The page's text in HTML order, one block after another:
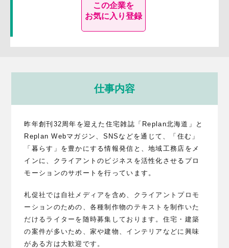
この企業を
お気に入り登録
仕事内容
昨年創刊32周年を迎えた住宅雑誌「Replan北海道」と
Replan Webマガジン、SNSなどを通じて、「住む」
「暮らす」を 豊かにする情報発信と、地域工務店をメ
インに、クライアントのビジネスを活性化させるプロ
モーションのサポートを行っています。
札促社では自社メディアを含め、クライアントプロモ
ーションのための、各種制作物のテキストを制作いた
だけるライターを随時募集しております。住宅・建築
の案件が多いため、家や建物、インテリアなどに興味
がある方は大歓迎です。